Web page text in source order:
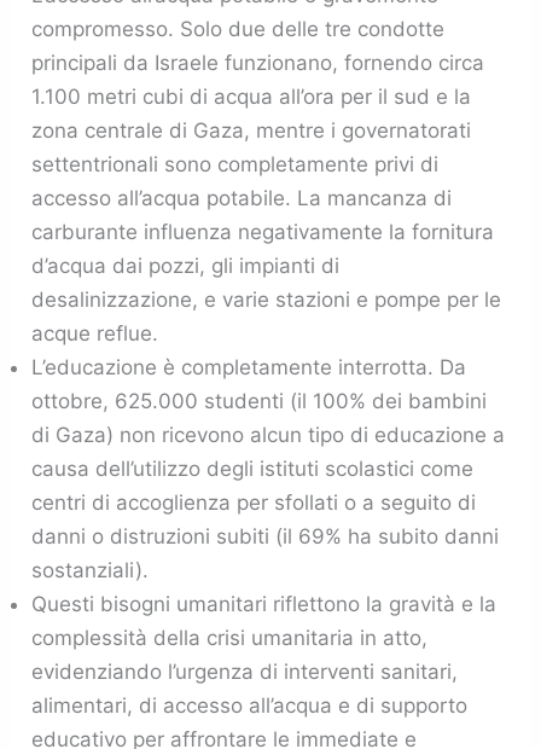
compromesso. Solo due delle tre condotte
principali da Israele funzionano, fornendo circa
1.100 metri cubi di acqua all’ora per il sud e la
zona centrale di Gaza, mentre i governatorati
settentrionali sono completamente privi di
accesso all’acqua potabile. La mancanza di
carburante influenza negativamente la fornitura
d’acqua dai pozzi, gli impianti di
desalinizzazione, e varie stazioni e pompe per le
acque reflue.
L’educazione è completamente interrotta. Da
ottobre, 625.000 studenti (il 100% dei bambini
di Gaza) non ricevono alcun tipo di educazione a
causa dell’utilizzo degli istituti scolastici come
centri di accoglienza per sfollati o a seguito di
danni o distruzioni subiti (il 69% ha subito danni
sostanziali).
Questi bisogni umanitari riflettono la gravità e la
complessità della crisi umanitaria in atto,
evidenziando l’urgenza di interventi sanitari,
alimentari, di accesso all’acqua e di supporto
educativo per affrontare le immediate e